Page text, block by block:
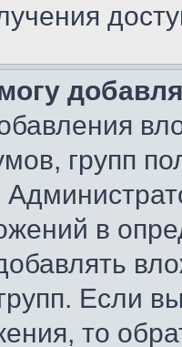
групп
в
Если
то